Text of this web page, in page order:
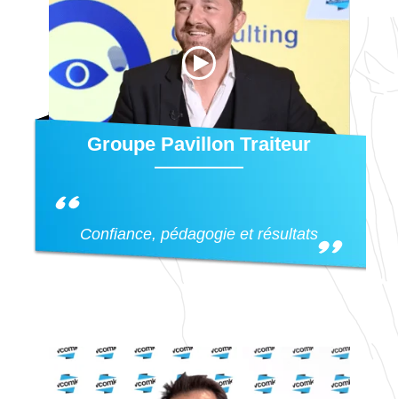
Groupe Pavillon Traiteur
Confiance, pédagogie et résultats